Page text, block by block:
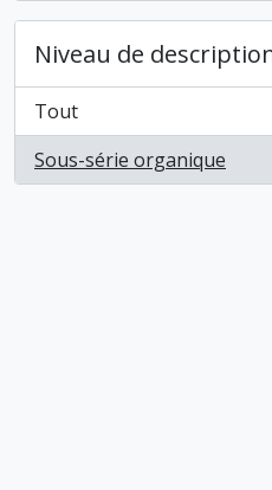
Niveau de
Tout
Sous-série organique
, 1 résultats